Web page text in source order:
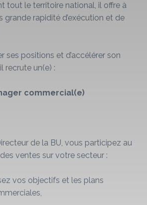
tout le territoire national, il offre à
grande rapidité d’exécution et de
ses positions et d’accélérer son
recrute un(e) :
commercial(e)
de la BU, vous participez au
ventes sur votre secteur :
vos objectifs et les plans